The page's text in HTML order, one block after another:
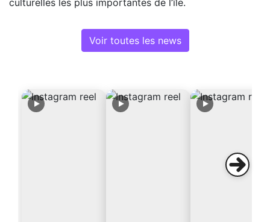
Voir toutes les news